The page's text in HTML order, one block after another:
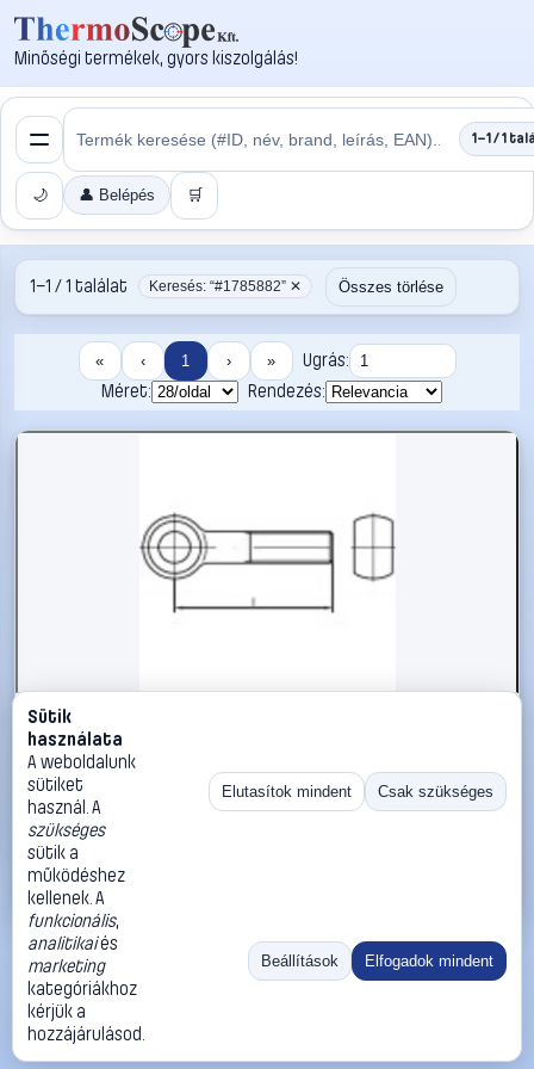
Minőségi termékek, gyors kiszolgálás!
1–1 / 1
🌙 👤 Belépés 🛒
1–1 / 1 találat Keresés: “#1785882” ✕ Összes törlése
« ‹ 1 › »
Ugrás:
Méret:
Rendezés:
#1785882
TOOLCRAFT TO-5357646 szemescsavar M8 90 mm DIN
444 rozsdamentes acél A2 10 db
TOOLCRAFT Metrikus csavarok
12 990 Ft
Kosárba
«
Ugrás:
Méret:
Rendezés:
©2026
ThermoScope
ÁSZF
Cégbemutató
Sütik
használata
A weboldalunk
sütiket
használ. A
szükséges
sütik a
működéshez
kellenek. A
funkcionális,
analitikaiés
marketing
kategóriákhoz
kérjük a
hozzájárulásod.
Elutasítok mindent Csak szükséges
Beállítások Elfogadok mindent